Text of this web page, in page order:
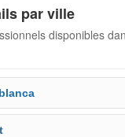
par ville
disponibles